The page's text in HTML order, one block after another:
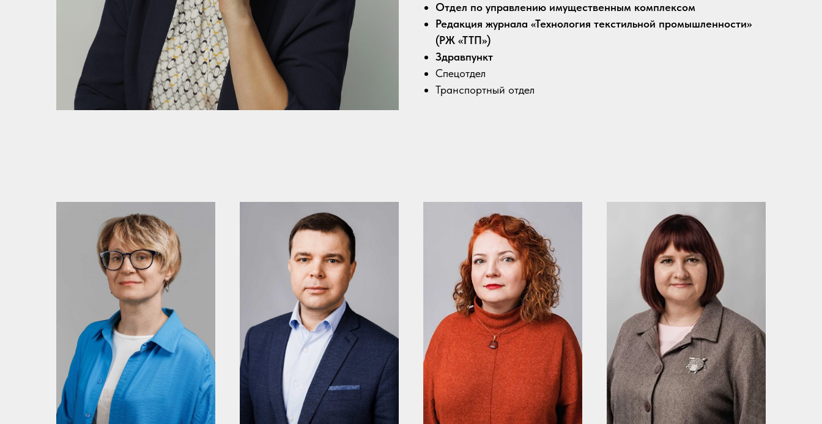
Отдел по управлению имущественным комплексом
Редакция журнала «Технология текстильной промышленности»
(РЖ «ТТП»)
Здравпункт
Спецотдел
Транспортный отдел